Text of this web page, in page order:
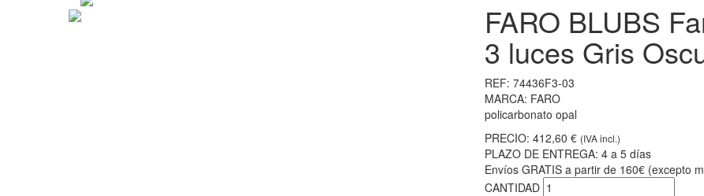
FARO BLUBS
3 luces Gris
REF: 74436F3-03
MARCA: FARO
policarbonato opal
PRECIO: 412,60 € (IVA incl.)
PLAZO DE ENTREGA: 4 a 5 días
Envíos GRATIS a partir de 160€ (excepto
CANTIDAD